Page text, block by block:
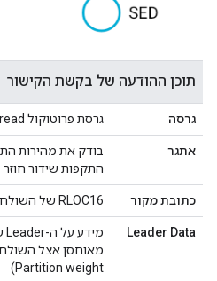
תוכן ההודעה של בקשת הקישור
גרסה גרסת פרוטוקול Thread
אתגר
בודק את מהירות
התקפות שידור חוזר
כתובת מקור ‫RLOC16 של השולח
Leader Data
Partition weight)